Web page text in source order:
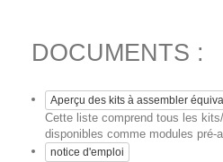
DOCUMENTS :
Aperçu des kits à assembler
Cette liste comprend tous les
disponibles comme modules pré-
notice d'emploi